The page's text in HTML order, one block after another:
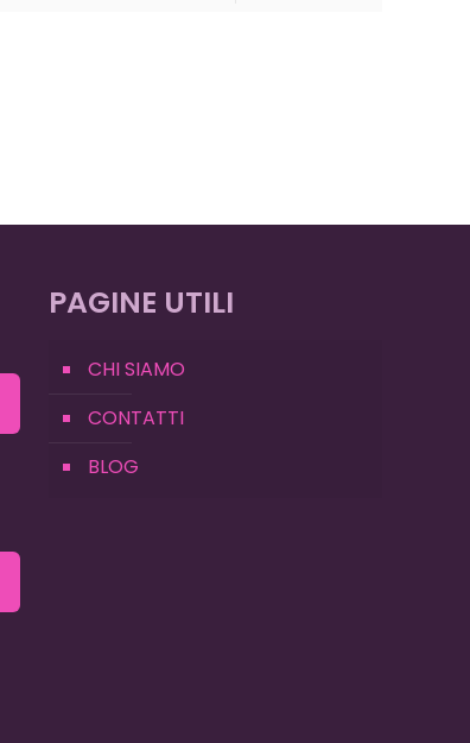
PAGINE UTILI
CHI SIAMO
CONTATTI
BLOG